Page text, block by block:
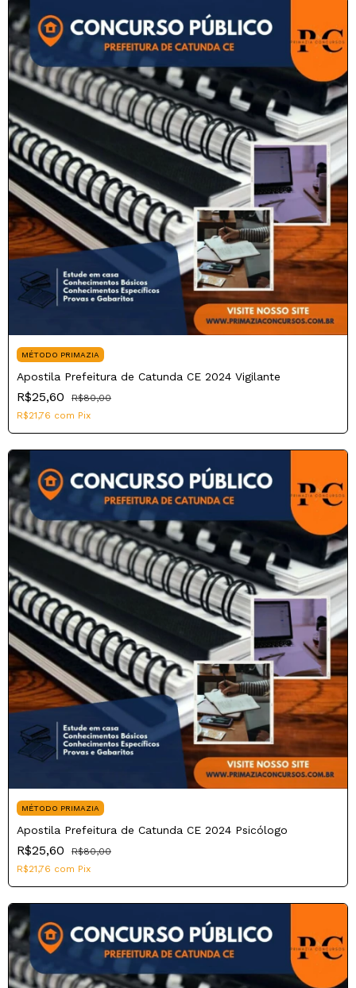
MÉTODO PRIMAZIA
Apostila Prefeitura de Catunda CE 2024 Vigilante
R$25,60
R$80,00
R$21,76 com Pix
MÉTODO PRIMAZIA
Apostila Prefeitura de Catunda CE 2024 Psicólogo
R$25,60
R$80,00
R$21,76 com Pix